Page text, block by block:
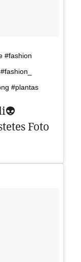
#fashion
#plantas
Foto